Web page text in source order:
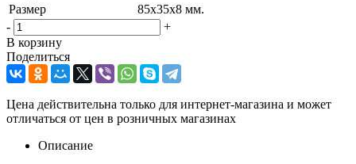
Размер
85х35х8 мм.
-
+
В корзину
Поделиться
Цена действительна только для интернет-магазина и может
отличаться от цен в розничных магазинах
Описание